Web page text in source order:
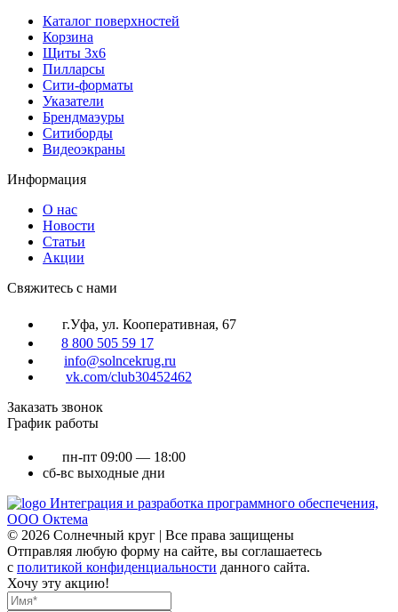
Каталог поверхностей
Корзина
Щиты 3х6
Пилларсы
Сити-форматы
Указатели
Брендмаэуры
Ситиборды
Видеоэкраны
Информация
О нас
Новости
Статьи
Акции
Cвяжитесь с нами
г.Уфа, ул. Кооперативная, 67
8 800 505 59 17
info@solncekrug.ru
vk.com/club30452462
Заказать звонок
График работы
пн-пт 09:00 — 18:00
сб-вс выходные дни
Интеграция и разработка программного обеспечения,
ООО Октема
© 2026 Солнечный круг | Все права защищены
Отправляя любую форму на сайте, вы соглашаетесь
с политикой конфиденциальности данного сайта.
Хочу эту акцию!